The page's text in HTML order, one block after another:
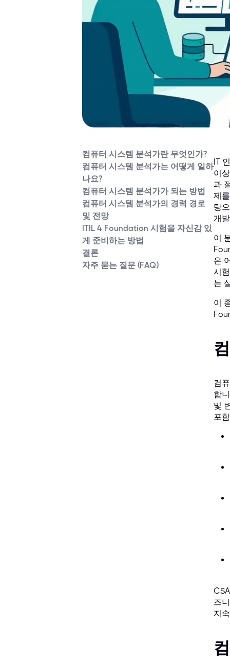
컴퓨터 시스템 분석가란 무엇인가?
컴퓨터 시스템 분석가는 어떻게 일하
나요?
컴퓨터 시스템 분석가가 되는 방법
컴퓨터 시스템 분석가의 경력 경로
및 전망
ITIL 4 Foundation 시험을 자신감 있
게 준비하는 방법
결론
자주 묻는 질문 (FAQ)
IT
이
과
제
탕
개
이
은
시
는
이
컴
합
및
포
즈
지